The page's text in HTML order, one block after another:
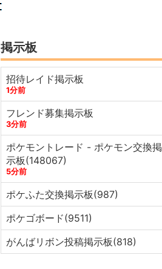
掲示板
招待レイド掲示板
1分前
フレンド募集掲示板
3分前
ポケモントレード - ポケモン交換掲
示板(148067)
5分前
ポケふた交換掲示板(987)
ポケゴボード(9511)
がんばリボン投稿掲示板(818)